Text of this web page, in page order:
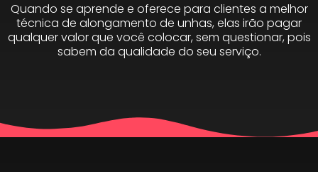
Quando se aprende e oferece para clientes a melhor
técnica de alongamento de unhas, elas irão pagar
qualquer valor que você colocar, sem questionar, pois
sabem da qualidade do seu serviço.